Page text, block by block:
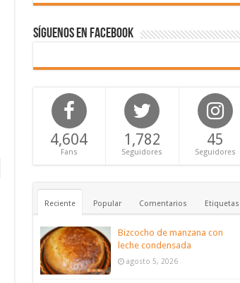
Síguenos en Facebook
4,604
Fans
1,782
Seguidores
45
Seguidores
Reciente Popular Comentarios Etiquetas
Bizcocho de manzana con
leche condensada
agosto 5, 2026